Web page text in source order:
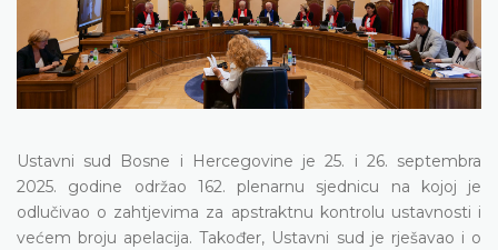
Ustavni sud Bosne i Hercegovine je 25. i 26. septembra
2025. godine održao 162. plenarnu sjednicu na kojoj je
odlučivao o zahtjevima za apstraktnu kontrolu ustavnosti i
većem broju apelacija. Također, Ustavni sud je rješavao i o